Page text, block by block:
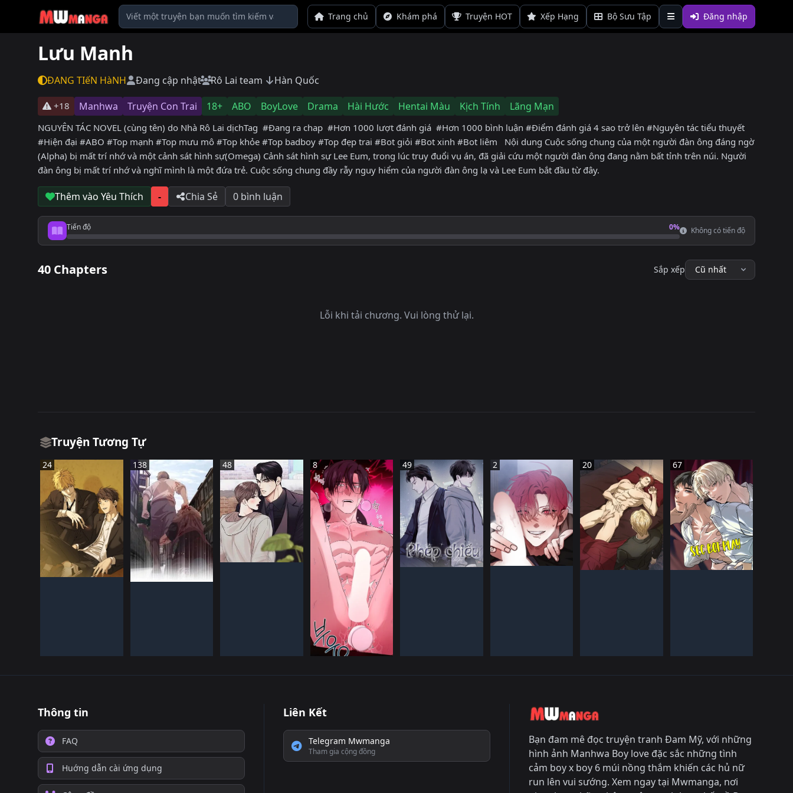
Trang chủ Khám phá Truyện HOT Xếp Hạng Bộ Sưu Tập Đăng nhập
Lưu Manh
ĐANG TIếN HàNH Đang cập nhật Rô Lai team Hàn Quốc
+18 Manhwa Truyện Con Trai 18+ ABO BoyLove Drama Hài Hước Hentai Màu Kịch Tính Lãng Mạn
NGUYÊN TÁC NOVEL (cùng tên) do Nhà Rô Lai dịchTag #Đang ra chap #Hơn 1000 lượt đánh giá #Hơn 1000 bình luận #Điểm đánh giá 4 sao trở lên #Nguyên tác tiểu thuyết
#Hiện đại #ABO #Top mạnh #Top mưu mô #Top khỏe #Top badboy #Top đẹp trai #Bot giỏi #Bot xinh #Bot liêm Nội dung Cuộc sống chung của một người đàn ông đáng ngờ
(Alpha) bị mất trí nhớ và một cảnh sát hình sự(Omega) Cảnh sát hình sự Lee Eum, trong lúc truy đuổi vụ án, đã giải cứu một người đàn ông đang nằm bất tỉnh trên núi. Người
đàn ông bị mất trí nhớ và nghĩ mình là một đứa trẻ. Cuộc sống chung đầy rẫy nguy hiểm của người đàn ông lạ và Lee Eum bắt đầu từ đây.
Thêm vào Yêu Thích - Chia Sẻ 0 bình luận
Tiến độ 0%
Tiến độ đọc
Không có tiến độ
40 Chapters Sắp xếp
Lỗi khi tải chương. Vui lòng thử lại.
Truyện Tương Tự
24
HàN QUốC
ĐANG TIếN HàNH
138
HàN QUốC
ĐANG TIếN HàNH
48
HàN QUốC
ĐANG TIếN HàNH
8
HàN QUốC
Đã HOàN THàNH
49
HàN QUốC
ĐANG TIếN HàNH
2
HàN QUốC
ĐANG TIếN HàNH
20
HàN QUốC
ĐANG TIếN HàNH
67
HàN QUốC
ĐANG TIếN HàNH
Thông tin
FAQ
Huớng dẫn cài ứng dụng
Liên Kết
Telegram Mwmanga
Tham gia cộng đồng
Bạn đam mê đọc truyện tranh Đam Mỹ, với những
hình ảnh Manhwa Boy love đặc sắc những tình
cảm boy x boy 6 múi nồng thắm khiến các hủ nữ
run lên vui sướng. Xem ngay tại Mwmanga, nơi